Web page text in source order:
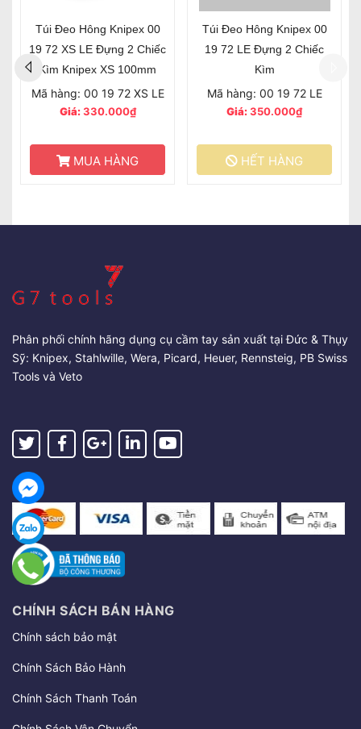
Túi Đeo Hông Knipex 00
19 72 XS LE Đựng 2 Chiếc
Kìm Knipex XS 100mm
Mã hàng: 00 19 72 XS LE
Giá:330.000₫
MUA HÀNG
Túi Đeo Hông Knipex 00
19 72 LE Đựng 2 Chiếc
Kìm
Mã hàng: 00 19 72 LE
Giá:350.000₫
HẾT HÀNG
Phân phối chính hãng dụng cụ cầm tay sản xuất tại Đức & Thụy
Sỹ: Knipex, Stahlwille, Wera, Picard, Heuer, Rennsteig, PB Swiss
Tools và Veto
CHÍNH SÁCH BÁN HÀNG
Chính sách bảo mật
Chính Sách Bảo Hành
Chính Sách Thanh Toán